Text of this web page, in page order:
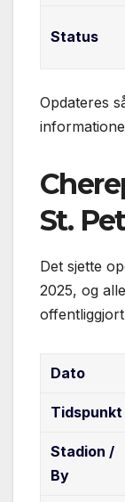
Status
Opdateres
St.
Det sjette
2025, og
Dato
Tidspunkt
Stadion /
By